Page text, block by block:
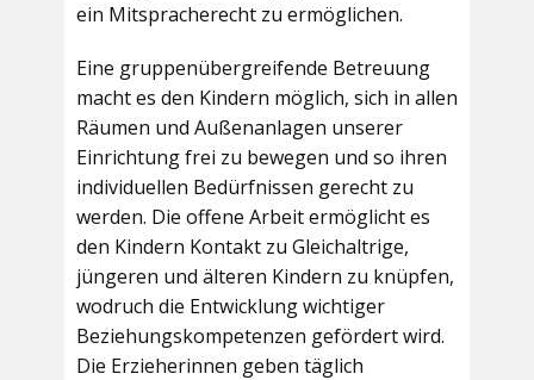
ein Mitspracherecht zu ermöglichen.
Eine gruppenübergreifende Betreuung
macht es den Kindern möglich, sich in allen
Räumen und Außenanlagen unserer
Einrichtung frei zu bewegen und so ihren
individuellen Bedürfnissen gerecht zu
werden. Die offene Arbeit ermöglicht es
den Kindern Kontakt zu Gleichaltrige,
jüngeren und älteren Kindern zu knüpfen,
wodruch die Entwicklung wichtiger
Beziehungskompetenzen gefördert wird.
Die Erzieherinnen geben täglich